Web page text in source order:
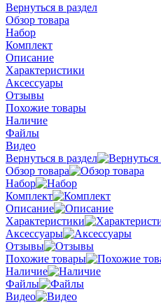
Вернуться в раздел
Обзор товара
Набор
Комплект
Описание
Характеристики
Аксессуары
Отзывы
Похожие товары
Наличие
Файлы
Видео
Вернуться в раздел
Обзор товара
Набор
Комплект
Описание
Характеристики
Аксессуары
Отзывы
Похожие товары
Наличие
Файлы
Видео